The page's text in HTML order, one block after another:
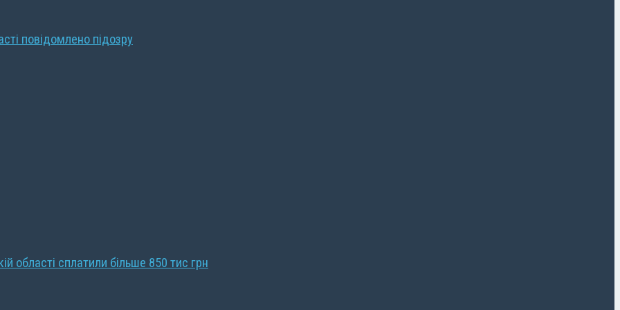
повідомлено підозру
області сплатили більше 850 тис грн